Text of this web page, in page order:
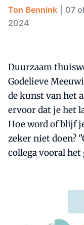
Ton Bennink 07
2024
Duurzaam
Godelieve
de kunst van het
ervoor dat je het
Hoe word of blijf
zeker niet doen?
collega vooral het